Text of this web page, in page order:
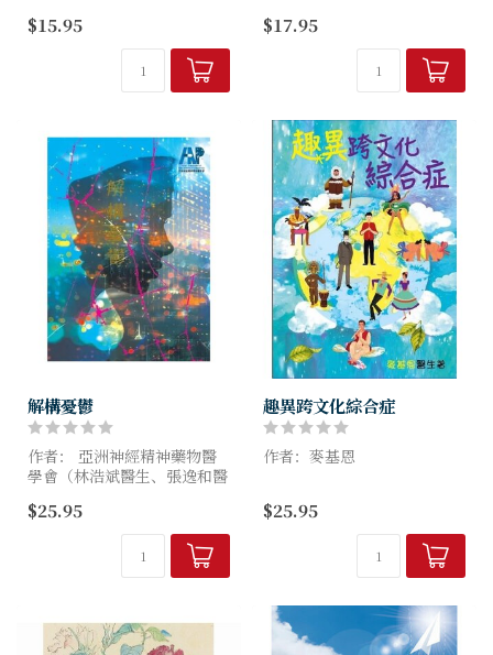
隊義工的探訪經歷、與癌友溝
通的心得和個人分享。有些義
工是患癌多年的癌症病友，他
們以自身經歷...
$15.95
本書作者就其多年訓練兒童的
經驗，為父母們提供簡單實用
的育兒心得，希望父母們看後
$17.95
解構憂鬱
作者： 亞洲神經精神藥物醫
學會（林浩斌醫生、張逸和醫
生、 謝雪兒醫生、汪嘉佑醫
生、錢佩雯醫生、鄺碧綠醫
生、麥棨諾醫生、潘曉樺醫
$25.95
趣異跨文化綜合症
作者：麥基恩
全球交通往來頻繁，有些「文
化結合綜合症」會隨著人口遷
移（例如海外工作讀書、移民
及難民）被帶到其他地域甚至
$25.95